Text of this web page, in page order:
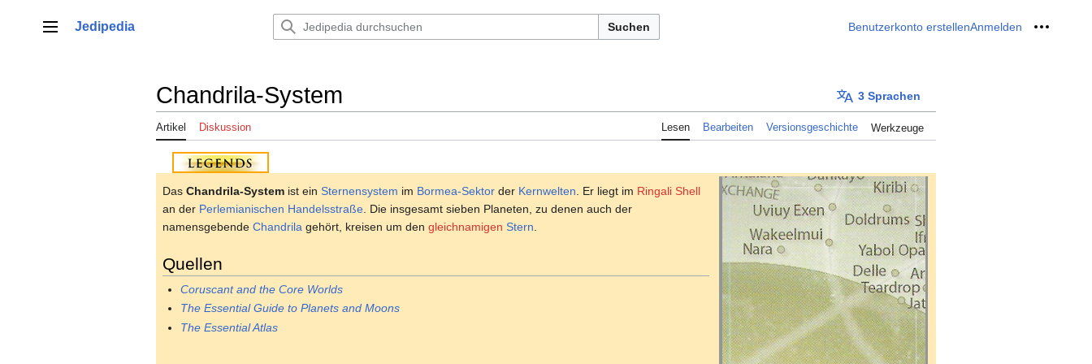
springenHauptmenü
Jedipedia Suchen Benutzerkonto erstellenAnmelden Meine
Chandrila-System 3 Sprachen
Artikel Diskussion Lesen Bearbeiten Versionsgeschichte Werkzeuge
Das Chandrila-System ist ein Sternensystem im Bormea-Sektor der Kernwelten . Er liegt im Ringali Shell
an der Perlemianischen Handelsstraße . Die insgesamt sieben Planeten, zu denen auch der
namensgebende Chandrila gehört, kreisen um den gleichnamigen Stern
Quellen
Coruscant and the Core Worlds
The Essential Guide to Planets and Moons
The Essential Atlas